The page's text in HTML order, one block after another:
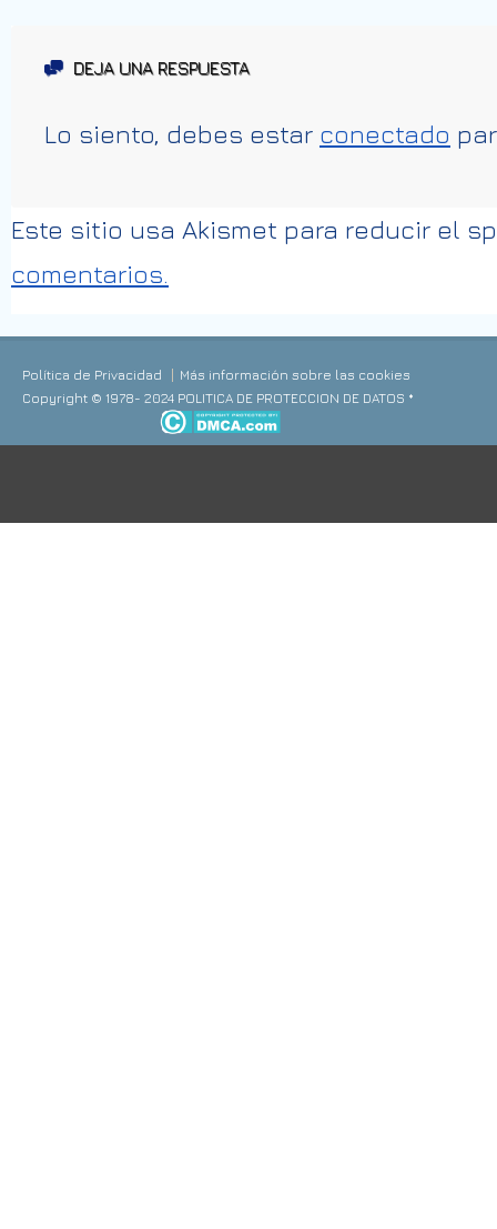
DEJA UNA RESPUESTA
Lo siento, debes estar conectado
Este sitio usa Akismet para reducir el
comentarios.
Política de Privacidad
Más información sobre las cookies
Copyright © 1978- 2024 POLITICA DE PROTECCION DE DATOS *